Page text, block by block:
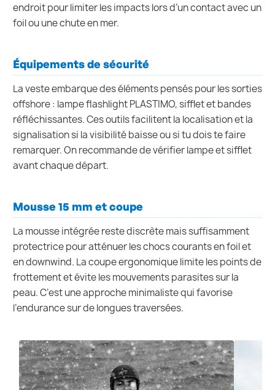
endroit pour limiter les impacts lors d’un contact avec un
foil ou une chute en mer.
Équipements de sécurité
La veste embarque des éléments pensés pour les sorties
offshore : lampe flashlight PLASTIMO, sifflet et bandes
réfléchissantes. Ces outils facilitent la localisation et la
signalisation si la visibilité baisse ou si tu dois te faire
remarquer. On recommande de vérifier lampe et sifflet
avant chaque départ.
Mousse 15 mm et coupe
La mousse intégrée reste discrète mais suffisamment
protectrice pour atténuer les chocs courants en foil et
en downwind. La coupe ergonomique limite les points de
frottement et évite les mouvements parasites sur la
peau. C’est une approche minimaliste qui favorise
l’endurance sur de longues traversées.